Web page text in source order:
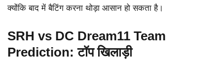
क्योंकि बाद में बैटिंग करना थोड़ा आसान हो सकता है।
SRH vs DC Dream11 Team
Prediction: टॉप खिलाड़ी